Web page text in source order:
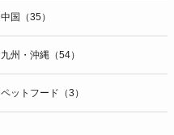
中国（35）
九州・沖縄（54）
ペットフード（3）